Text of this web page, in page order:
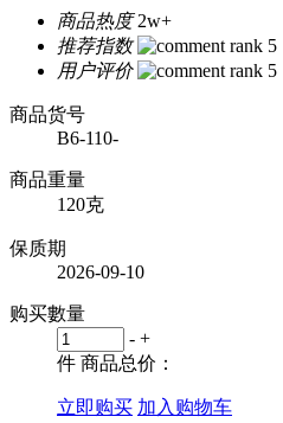
商品热度 2w+
推荐指数
用户评价
商品货号
B6-110-
商品重量
120克
保质期
2026-09-10
购买數量
- +
件 商品总价：
立即购买 加入购物车